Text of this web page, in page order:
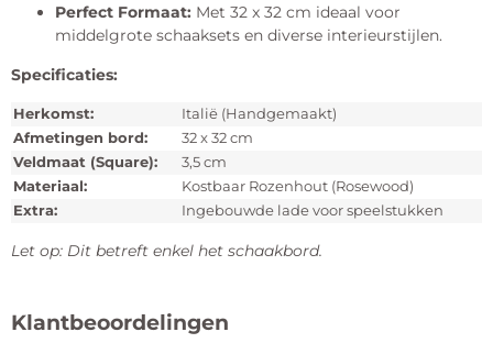
Perfect Formaat: Met 32 x 32 cm ideaal voor
middelgrote schaaksets en diverse interieurstijlen.
Specificaties:
Herkomst:
Italië (Handgemaakt)
Afmetingen bord:
32 x 32 cm
Veldmaat (Square):
3,5 cm
Materiaal:
Kostbaar Rozenhout (Rosewood)
Extra:
Ingebouwde lade voor speelstukken
Let op: Dit betreft enkel het schaakbord.
Klantbeoordelingen